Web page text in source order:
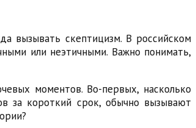
вызывать скептицизм. В российском
или неэтичными. Важно понимать,
моментов. Во-первых, насколько
за короткий срок, обычно вызывают